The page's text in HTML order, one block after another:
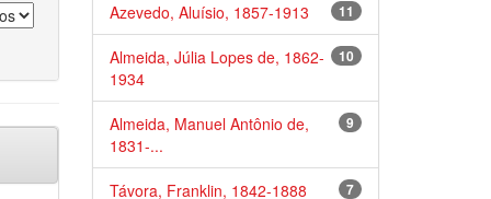
11
Azevedo, Aluísio, 1857-1913
10
Almeida, Júlia Lopes de, 1862-
1934
9
Almeida, Manuel Antônio de,
1831-...
7
Távora, Franklin, 1842-1888